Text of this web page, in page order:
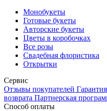
Монобукеты
Готовые букеты
Авторские букеты
Цветы в коробочках
Все розы
Свадебная флористика
Открытки
Сервис
Отзывы покупателей
возврата Партнерская
Способ оплаты